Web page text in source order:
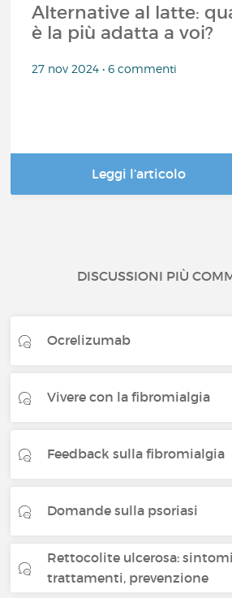
Alternative al latte:
è la più adatta a voi?
27 nov 2024 • 6 commenti
Leggi l’articolo
DISCUSSIONI PIÙ
Ocrelizumab
Vivere con la fibromialgia
Feedback sulla fibromialgia
Domande sulla psoriasi
Rettocolite ulcerosa:
trattamenti, prevenzione